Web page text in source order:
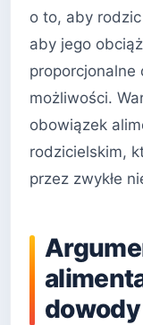
o to, aby
aby jego
proporcjonalne
możliwości.
obowiązek
rodzicielskim,
przez zwykłe
dowody